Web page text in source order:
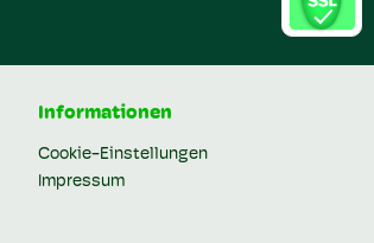
Informationen
Cookie-Einstellungen
Impressum